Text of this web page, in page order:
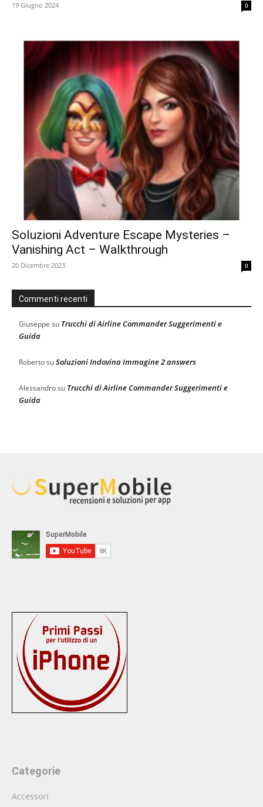
19 Giugno 2024 0
Soluzioni Adventure Escape Mysteries –
Vanishing Act – Walkthrough
20 Dicembre 2023 0
Commenti recenti
Giuseppe su Trucchi di Airline Commander Suggerimenti e
Guida
RobertosuSoluzioni Indovina Immagine 2 answers
Alessandrosu Trucchi di Airline Commander Suggerimenti e
Guida
Categorie
Accessori